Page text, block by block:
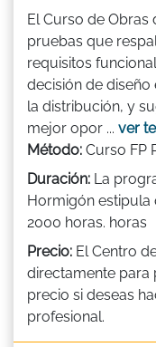
El Curso de
pruebas que
requisitos
decisión de
la distribución, y
mejor opor ... ver
Método: Curso FP
Duración: La
Hormigón estipula
2000 horas. horas
Precio: El Centro
directamente para
precio si deseas
profesional.